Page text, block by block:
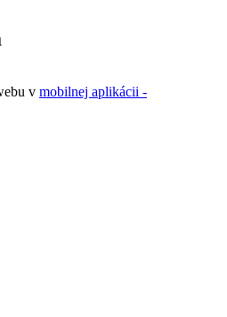
v mobilnej aplikácii -